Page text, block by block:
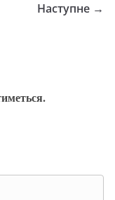
Наступне →